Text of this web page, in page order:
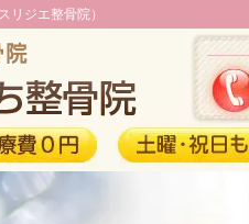
リジエ整骨院）